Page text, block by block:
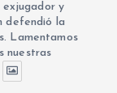
y
defendió la
Lamentamos
nuestras